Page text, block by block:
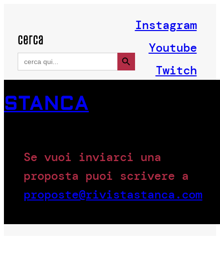
cerca
Search
for:
Search Button
Instagram
Youtube
Twitch
STANCA
Se vuoi inviarci una
proposta puoi scrivere a
proposte@rivistastanca.com